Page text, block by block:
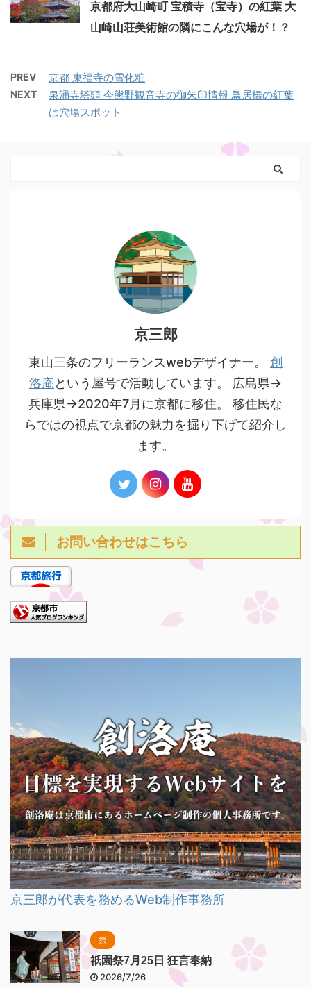
京都府大山崎町 宝積寺（宝寺）の紅葉 大
山崎山荘美術館の隣にこんな穴場が！？
PREV 京都 東福寺の雪化粧
NEXT
泉涌寺塔頭 今熊野観音寺の御朱印情報 鳥居橋の紅葉
は穴場スポット
京三郎
東山三条のフリーランスwebデザイナー。 創
洛庵という屋号で活動しています。 広島県→
兵庫県→2020年7月に京都に移住。 移住民な
らではの視点で京都の魅力を掘り下げて紹介し
ます。
お問い合わせはこちら
京三郎が代表を務めるWeb制作事務所
祭
祇園祭7月25日 狂言奉納
2026/7/26